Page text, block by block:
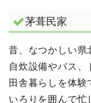
茅葺民家
昔、なつかしい県
自炊設備やバス、
田舎暮らしを体験
いろりを囲んで忙